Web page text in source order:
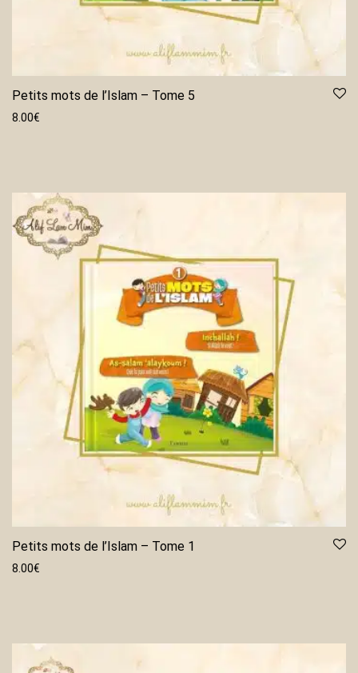
Petits mots de l’Islam – Tome 5
8.00€
Petits mots de l’Islam – Tome 1
8.00€